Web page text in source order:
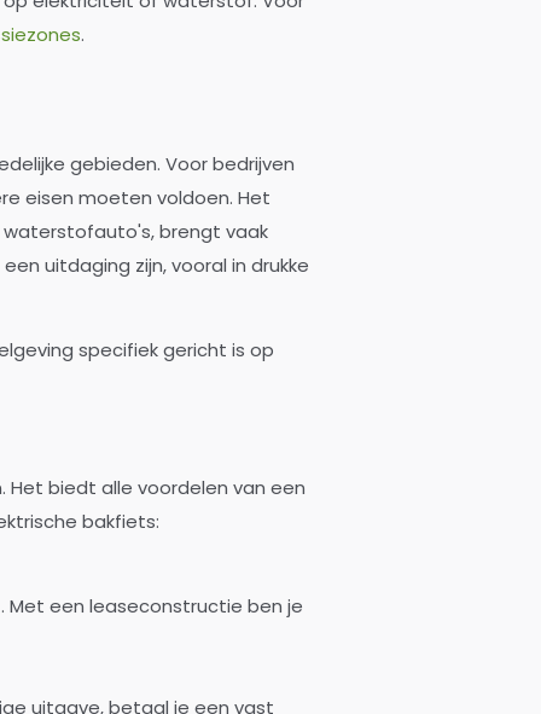
.
gebieden. Voor bedrijven
eisen moeten voldoen. Het
waterstofauto's, brengt vaak
uitdaging zijn, vooral in drukke
specifiek gericht is op
Het biedt alle voordelen van een
bakfiets:
Met een leaseconstructie ben je
uitgave, betaal je een vast